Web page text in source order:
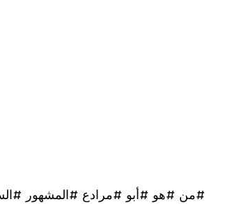
#من #هو #أبو #مرادع #المشهور